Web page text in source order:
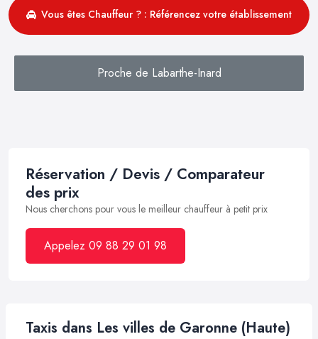
Vous êtes Chauffeur ? : Référencez votre établissement
Proche de Labarthe-Inard
Réservation / Devis / Comparateur
des prix
Nous cherchons pour vous le meilleur chauffeur à petit prix
Appelez 09 88 29 01 98
Taxis dans Les villes de Garonne (Haute)